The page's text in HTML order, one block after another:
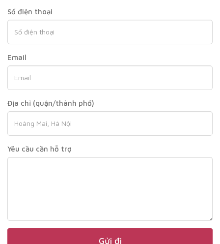
Số điện thoại
Email
Địa chỉ (quận/thành phố)
Yêu cầu cần hỗ trợ